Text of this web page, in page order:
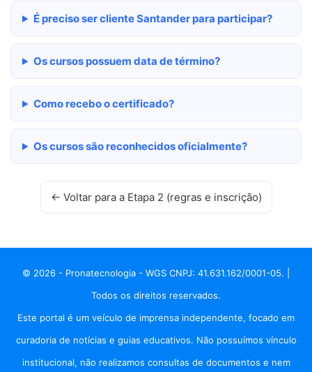
É preciso ser cliente Santander para participar?
Os cursos possuem data de término?
Como recebo o certificado?
Os cursos são reconhecidos oficialmente?
← Voltar para a Etapa 2 (regras e inscrição)
© 2026 - Pronatecnologia - WGS CNPJ: 41.631.162/0001-05. |
Todos os direitos reservados.
Este portal é um veículo de imprensa independente, focado em
curadoria de notícias e guias educativos. Não possuímos vínculo
institucional, não realizamos consultas de documentos e nem